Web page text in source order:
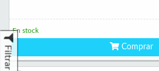
Filtrar
En stock
Comprar